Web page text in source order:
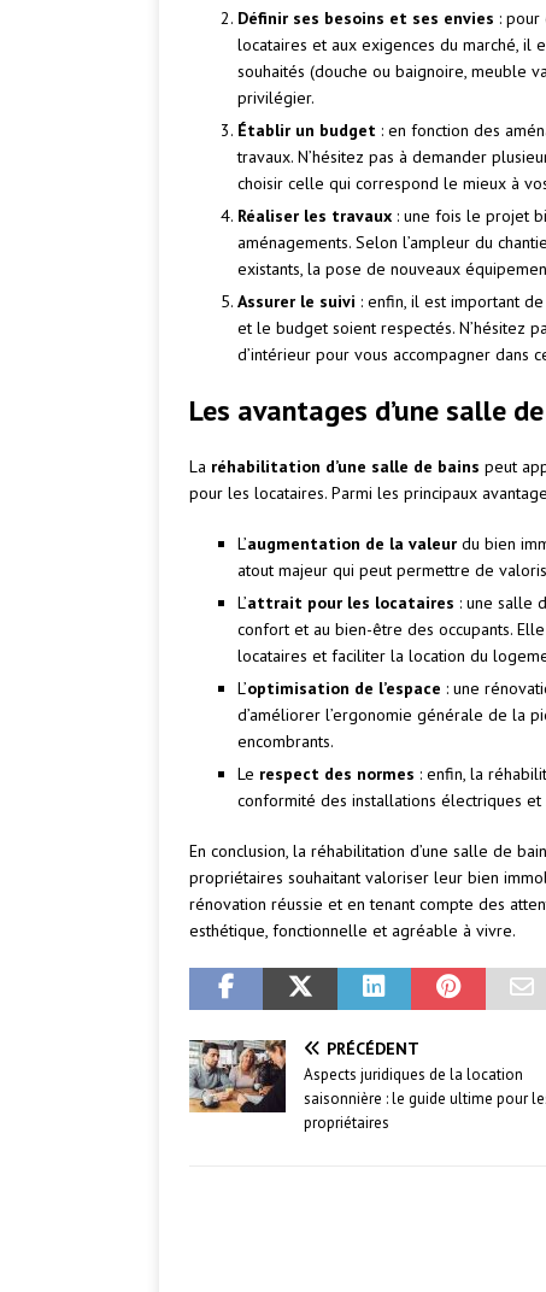
Définir ses besoins et ses envies :
locataires et aux exigences du marché, il
souhaités (douche ou baignoire, meuble
privilégier.
Établir un budget : en fonction des
travaux. N’hésitez pas à demander
choisir celle qui correspond le mieux à
Réaliser les travaux : une fois le projet
aménagements. Selon l’ampleur du
existants, la pose de nouveaux
Assurer le suivi : enfin, il est important
et le budget soient respectés. N’hésitez
d’intérieur pour vous accompagner dans
Les avantages d’une salle
La réhabilitation d’une salle de bains peut
pour les locataires. Parmi les principaux
L’augmentation de la valeur du bien
atout majeur qui peut permettre de
L’attrait pour les locataires : une salle
confort et au bien-être des occupants.
locataires et faciliter la location du
L’optimisation de l’espace : une
d’améliorer l’ergonomie générale de la
encombrants.
Le respect des normes : enfin, la
conformité des installations électriques
En conclusion, la réhabilitation d’une salle de
propriétaires souhaitant valoriser leur bien
rénovation réussie et en tenant compte des
esthétique, fonctionnelle et agréable à vivre.
PRÉCÉDENT
Aspects juridiques de la location
saisonnière : le guide ultime pour
propriétaires